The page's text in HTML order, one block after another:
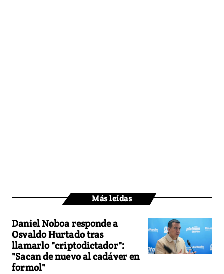
Más leídas
Daniel Noboa responde a
Osvaldo Hurtado tras
llamarlo "criptodictador":
"Sacan de nuevo al cadáver en
formol"